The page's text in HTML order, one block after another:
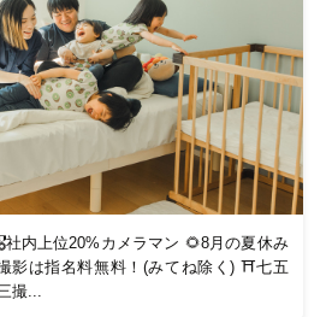
社内上位20%カメラマン 🌻8月の夏休み
影は指名料無料！(みてね除く) ⛩️七五
撮...